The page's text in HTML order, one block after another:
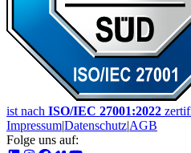
ist nach ISO/IEC 27001:2022
Impressum|Datenschutz|AGB
Folge uns auf: